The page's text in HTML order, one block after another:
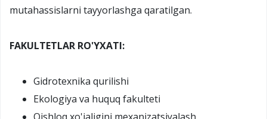
mutahassislarni tayyorlashga qaratilgan.
FAKULTETLAR RO'YXATI:
Gidrotexnika qurilishi
Ekologiya va huquq fakulteti